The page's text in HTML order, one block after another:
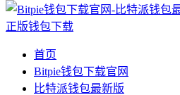
首页
Bitpie钱包下载官网
比特派钱包最新版